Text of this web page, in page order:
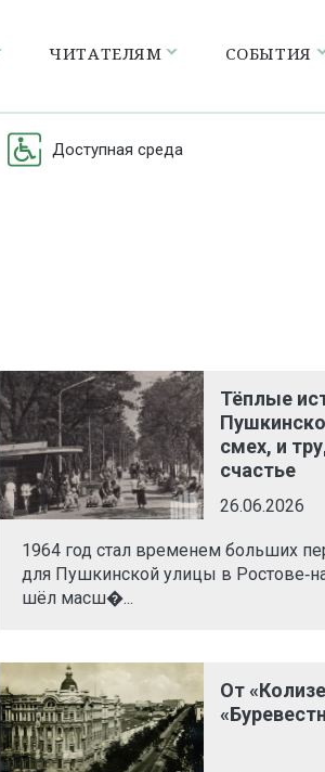
ЧИТАТЕЛЯМ СОБЫТИЯ
Доступная среда
Тёплые
смех, и
счастье
26.06.2026
1964 год стал временем больших
для Пушкинской улицы в
шёл масш�...
От